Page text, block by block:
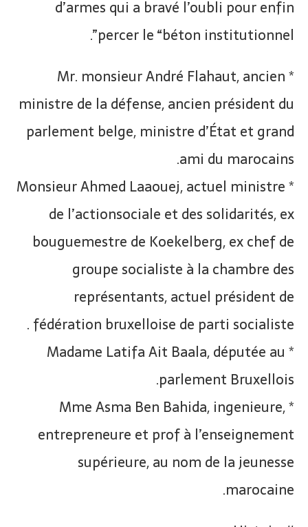
d’armes qui a bravé l’oubli pour enfin
percer le “béton institutionnel”.
* Mr. monsieur André Flahaut, ancien
ministre de la défense, ancien président du
parlement belge, ministre d’État et grand
ami du marocains.
* Monsieur Ahmed Laaouej, actuel ministre
de l’actionsociale et des solidarités, ex
bouguemestre de Koekelberg, ex chef de
groupe socialiste à la chambre des
représentants, actuel président de
fédération bruxelloise de parti socialiste .
* Madame Latifa Ait Baala, députée au
parlement Bruxellois.
* Mme Asma Ben Bahida, ingenieure,
entrepreneure et prof à l’enseignement
supérieure, au nom de la jeunesse
marocaine.